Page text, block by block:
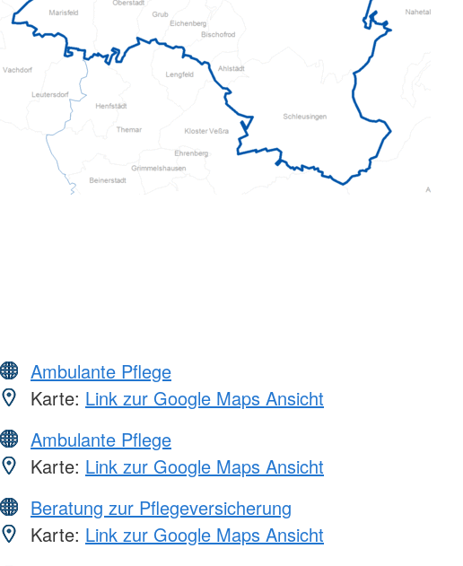
Ambulante Pflege
Karte: Link zur Google Maps Ansicht
Ambulante Pflege
Karte: Link zur Google Maps Ansicht
Beratung zur Pflegeversicherung
Karte: Link zur Google Maps Ansicht